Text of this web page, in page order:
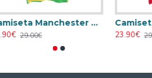
23.90€ 29.00€
23.90€